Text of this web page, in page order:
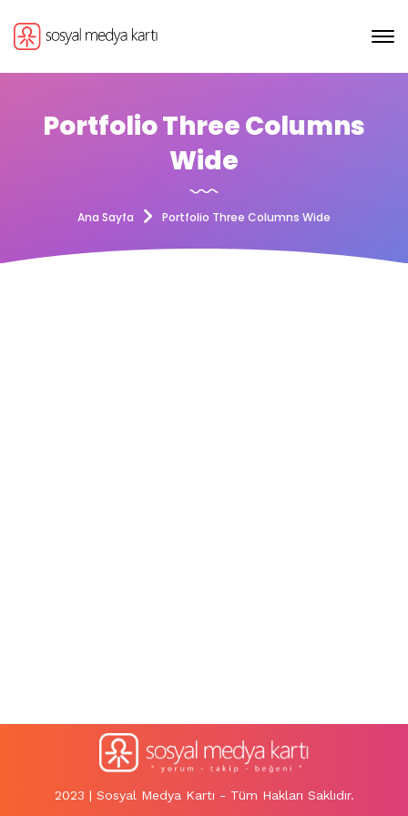
Portfolio Three Columns
Wide
Ana Sayfa Portfolio Three Columns Wide
2023 | Sosyal Medya Kartı - Tüm Hakları Saklıdır.